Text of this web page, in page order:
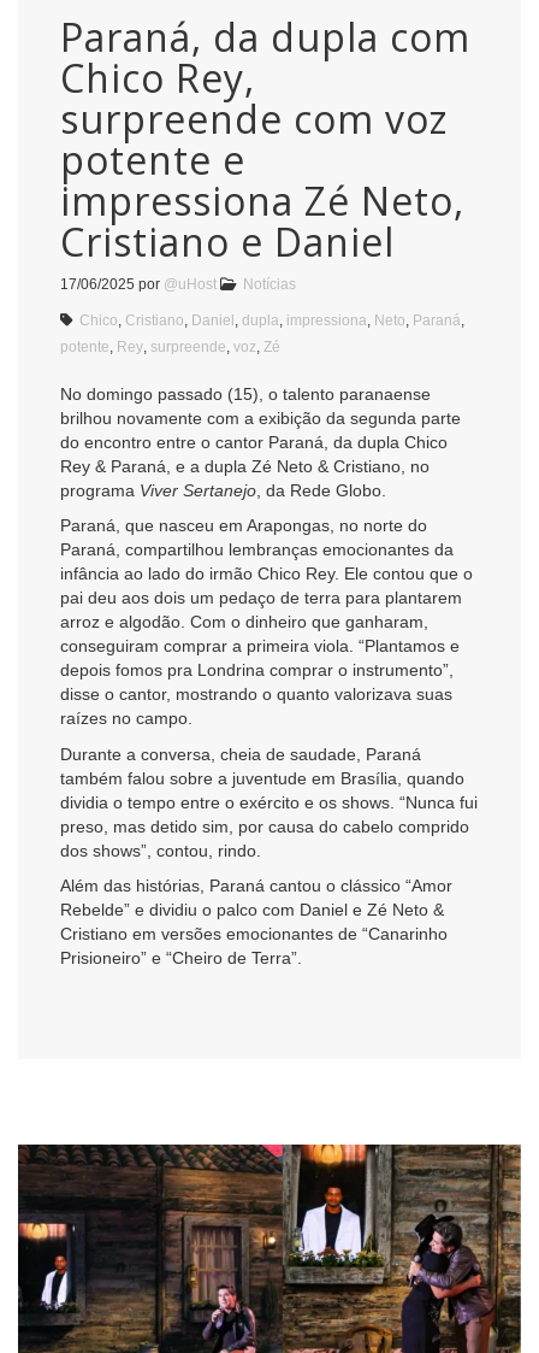
Paraná, da dupla com
Chico Rey,
surpreende com voz
potente e
impressiona Zé Neto,
Cristiano e Daniel
17/06/2025 por @uHost Notícias
Chico Cristiano Daniel dupla impressiona Neto Paraná
potente Rey surpreende voz Zé
No domingo passado (15), o talento paranaense
brilhou novamente com a exibição da segunda parte
do encontro entre o cantor Paraná, da dupla Chico
Rey & Paraná, e a dupla Zé Neto & Cristiano, no
programa Viver Sertanejo , da Rede Globo.
Paraná, que nasceu em Arapongas, no norte do
Paraná, compartilhou lembranças emocionantes da
infância ao lado do irmão Chico Rey. Ele contou que o
pai deu aos dois um pedaço de terra para plantarem
arroz e algodão. Com o dinheiro que ganharam,
conseguiram comprar a primeira viola. “Plantamos e
depois fomos pra Londrina comprar o instrumento”,
disse o cantor, mostrando o quanto valorizava suas
raízes no campo.
Durante a conversa, cheia de saudade, Paraná
também falou sobre a juventude em Brasília, quando
dividia o tempo entre o exército e os shows. “Nunca fui
preso, mas detido sim, por causa do cabelo comprido
dos shows”, contou, rindo.
Além das histórias, Paraná cantou o clássico “Amor
Rebelde” e dividiu o palco com Daniel e Zé Neto &
Cristiano em versões emocionantes de “Canarinho
Prisioneiro” e “Cheiro de Terra”.